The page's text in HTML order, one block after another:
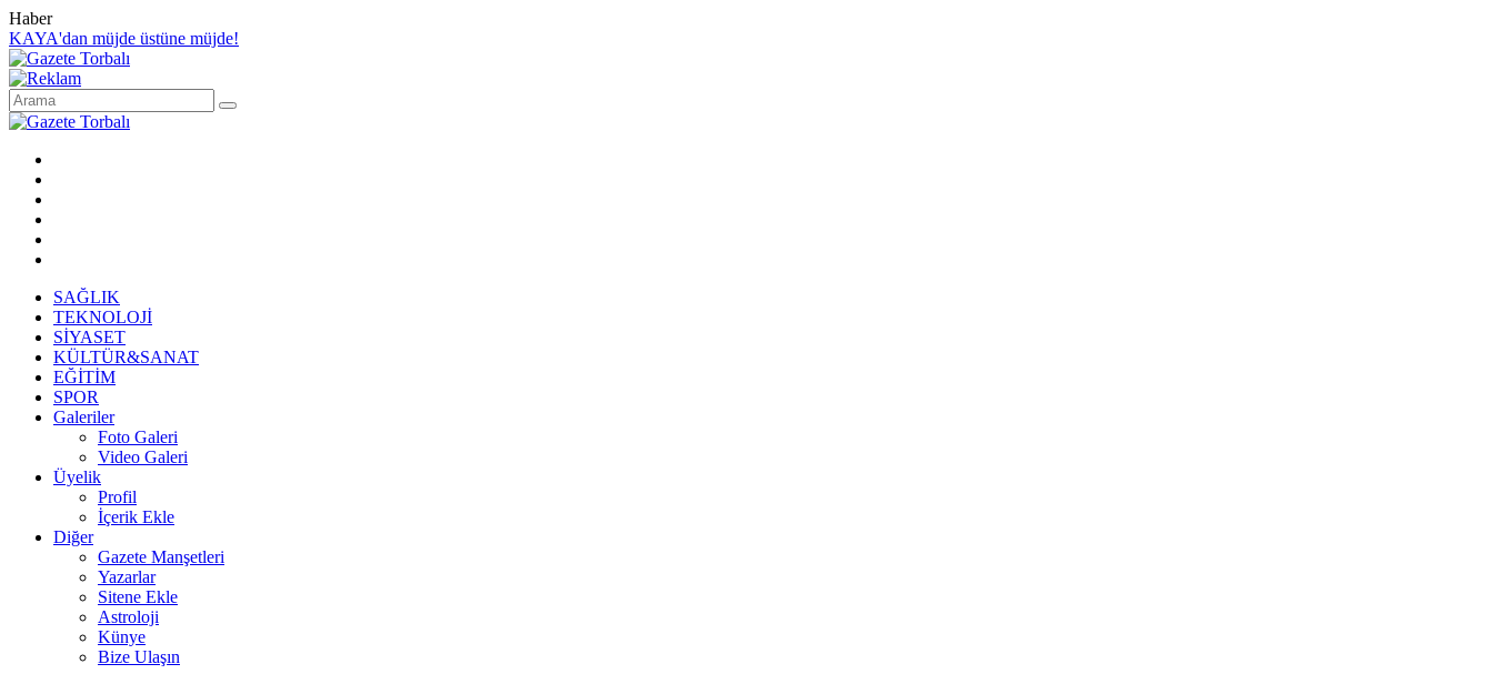
Haber
KAYA'dan müjde üstüne müjde!
SAĞLIK
TEKNOLOJİ
SİYASET
KÜLTÜR&SANAT
EĞİTİM
SPOR
Galeriler
Foto Galeri
Video Galeri
Üyelik
Profil
İçerik Ekle
Diğer
Gazete Manşetleri
Yazarlar
Sitene Ekle
Astroloji
Künye
Bize Ulaşın